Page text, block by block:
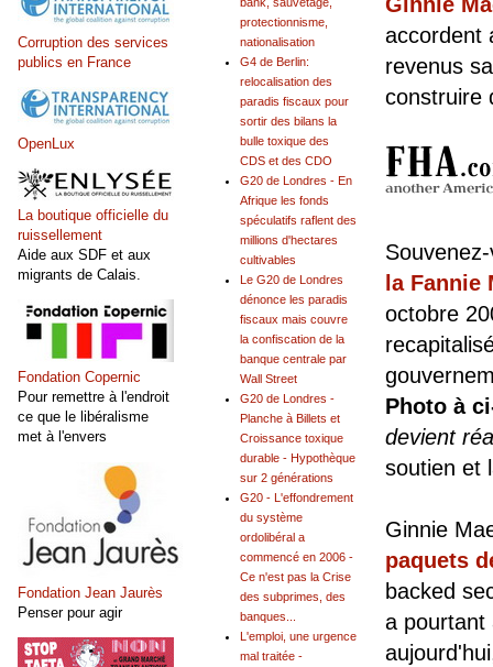
accordent
revenus
construire
la Fannie
octobre
Photo à
devient
soutien et
Ginnie
paquets
backed
a pourtant
protectionnisme,
nationalisation
G4 de Berlin:
relocalisation des
paradis fiscaux pour
sortir des bilans la
bulle toxique des
CDS et des CDO
G20 de Londres - En
Afrique les fonds
spéculatifs raflent des
millions d'hectares
cultivables
Le G20 de Londres
dénonce les paradis
fiscaux mais couvre
la confiscation de la
banque centrale par
Wall Street
G20 de Londres -
Planche à Billets et
Croissance toxique
durable - Hypothèque
sur 2 générations
G20 - L'effondrement
du système
ordolibéral a
commencé en 2006 -
Ce n'est pas la Crise
des subprimes, des
banques...
L'emploi, une urgence
mal traitée -
Corruption des services
publics en France
OpenLux
La boutique officielle du
ruissellement
Aide aux SDF et aux
migrants de Calais.
Fondation Copernic
Pour remettre à l'endroit
ce que le libéralisme
met à l'envers
Fondation Jean Jaurès
Penser pour agir